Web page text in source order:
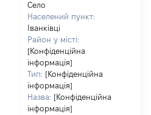
Село
Населений пункт:
Іванківці
Район у місті:
[Конфіденційна
інформація]
Тип: [Конфіденційна
інформація]
Назва: [Конфіденційна
інформація]